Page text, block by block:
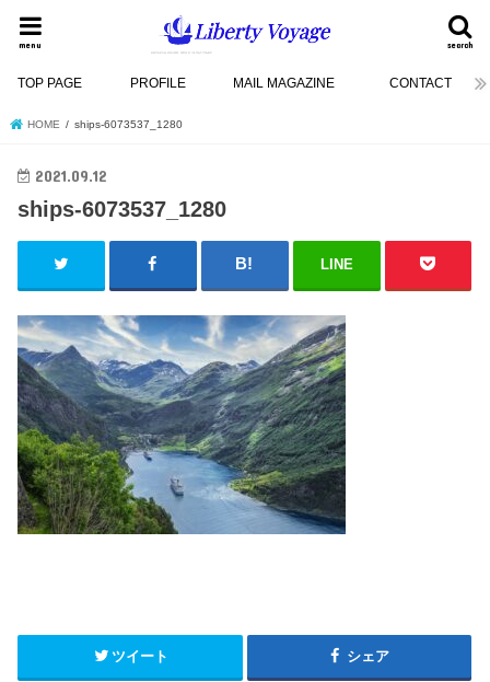
search
menu
TOP PAGE PROFILE MAIL MAGAZINE CONTACT
HOME ships-6073537_1280
2021.09.12
ships-6073537_1280
LINE
ツイート シェア